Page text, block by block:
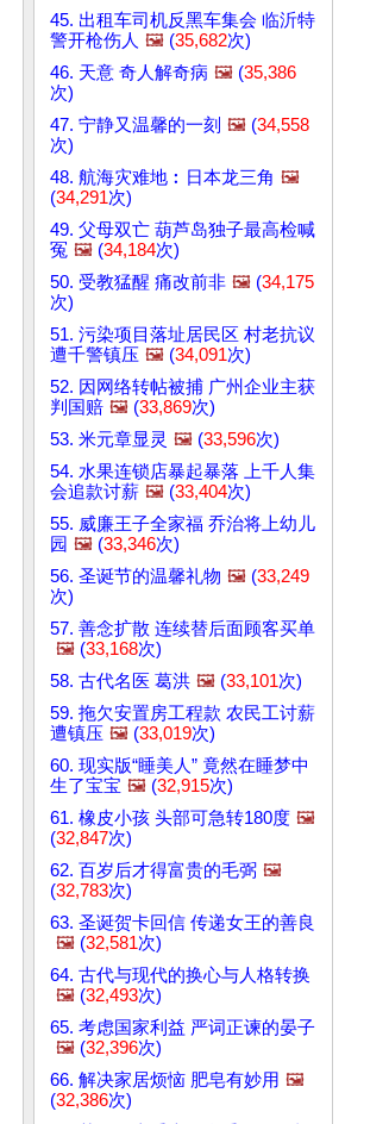
45. 出租车司机反黑车集会 临沂特
警开枪伤人 🖼️ (35,682次)
46. 天意 奇人解奇病 🖼️ (35,386
次)
47. 宁静又温馨的一刻 🖼️ (34,558
次)
48. 航海灾难地︰日本龙三角 🖼️
(34,291次)
49. 父母双亡 葫芦岛独子最高检喊
冤 🖼️ (34,184次)
50. 受教猛醒 痛改前非 🖼️ (34,175
次)
51. 污染项目落址居民区 村老抗议
遭千警镇压 🖼️ (34,091次)
52. 因网络转帖被捕 广州企业主获
判国赔 🖼️ (33,869次)
53. 米元章显灵 🖼️ (33,596次)
54. 水果连锁店暴起暴落 上千人集
会追款讨薪 🖼️ (33,404次)
55. 威廉王子全家福 乔治将上幼儿
园 🖼️ (33,346次)
56. 圣诞节的温馨礼物 🖼️ (33,249
次)
57. 善念扩散 连续替后面顾客买单
🖼️ (33,168次)
58. 古代名医 葛洪 🖼️ (33,101次)
59. 拖欠安置房工程款 农民工讨薪
遭镇压 🖼️ (33,019次)
60. 现实版“睡美人” 竟然在睡梦中
生了宝宝 🖼️ (32,915次)
61. 橡皮小孩 头部可急转180度 🖼️
(32,847次)
62. 百岁后才得富贵的毛弼 🖼️
(32,783次)
63. 圣诞贺卡回信 传递女王的善良
🖼️ (32,581次)
64. 古代与现代的换心与人格转换
🖼️ (32,493次)
65. 考虑国家利益 严词正谏的晏子
🖼️ (32,396次)
66. 解决家居烦恼 肥皂有妙用 🖼️
(32,386次)